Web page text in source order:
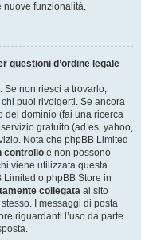
nuove funzionalità.
questioni d’ordine legale
Se non riesci a trovarlo,
puoi rivolgerti. Se ancora
del dominio (fai una ricerca
gratuito (ad es. yahoo,
Nota che phpBB Limited
controllo e non possono
viene utilizzata questa
Limited o phpBB Store in
collegata al sito
I messaggi di posta
riguardanti l’uso da parte